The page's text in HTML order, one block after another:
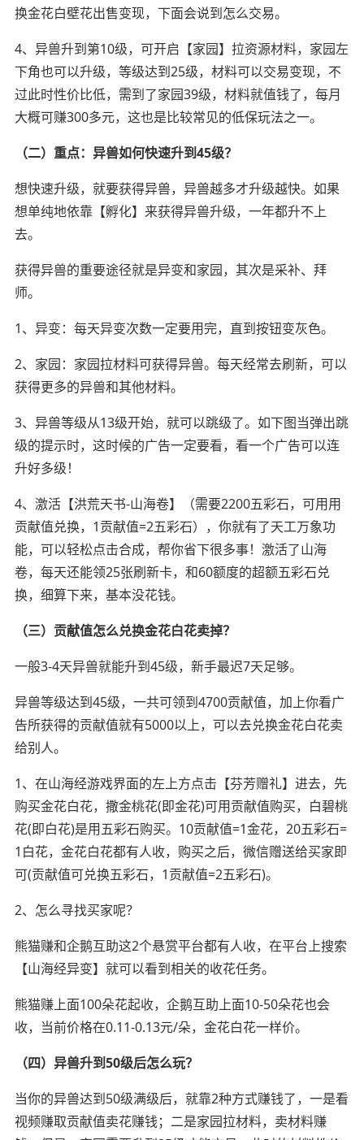
换金花白壁花出售变现，下面会说到怎么交易。
4、异兽升到第10级，可开启【家园】拉资源材料，家园左
下角也可以升级，等级达到25级，材料可以交易变现，不
过此时性价比低，需到了家园39级，材料就值钱了，每月
大概可赚300多元，这也是比较常见的低保玩法之一。
（二）重点：异兽如何快速升到45级？
想快速升级，就要获得异兽，异兽越多才升级越快。如果
想单纯地依靠【孵化】来获得异兽升级，一年都升不上
去。
获得异兽的重要途径就是异变和家园，其次是采补、拜
师。
1、异变：每天异变次数一定要用完，直到按钮变灰色。
2、家园：家园拉材料可获得异兽。每天经常去刷新，可以
获得更多的异兽和其他材料。
3、异兽等级从13级开始，就可以跳级了。如下图当弹出跳
级的提示时，这时候的广告一定要看，看一个广告可以连
升好多级！
4、激活【洪荒天书-山海卷】（需要2200五彩石，可用用
贡献值兑换，1贡献值=2五彩石），你就有了天工万象功
能，可以轻松点击合成，帮你省下很多事！激活了山海
卷，每天还能领25张刷新卡，和60额度的超额五彩石兑
换，细算下来，基本没花钱。
（三）贡献值怎么兑换金花白花卖掉？
一般3-4天异兽就能升到45级，新手最迟7天足够。
异兽等级达到45级，一共可领到4700贡献值，加上你看广
告所获得的贡献值就有5000以上，可以去兑换金花白花卖
给别人。
1、在山海经游戏界面的左上方点击【芬芳赠礼】进去，先
购买金花白花，撒金桃花(即金花)可用贡献值购买，白碧桃
花(即白花)是用五彩石购买。10贡献值=1金花，20五彩石=
1白花，金花白花都有人收，购买之后，微信赠送给买家即
可(贡献值可兑换五彩石，1贡献值=2五彩石)。
2、怎么寻找买家呢？
熊猫赚和企鹅互助这2个悬赏平台都有人收，在平台上搜索
【山海经异变】就可以看到相关的收花任务。
熊猫赚上面100朵花起收，企鹅互助上面10-50朵花也会
收，当前价格在0.11-0.13元/朵，金花白花一样价。
（四）异兽升到50级后怎么玩？
当你的异兽达到50级满级后，就靠2种方式赚钱了，一是看
视频赚取贡献值卖花赚钱；二是家园拉材料，卖材料赚